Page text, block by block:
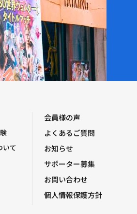
いて
会員様の声
よくあるご質問
お知らせ
サポーター募集
お問い合わせ
個人情報保護方針